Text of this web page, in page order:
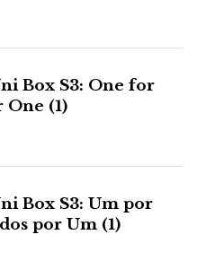
Box S3: One for
(1)
Box S3: Um por
por Um (1)